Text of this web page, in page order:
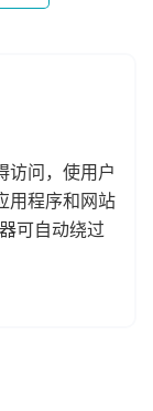
访问，使用户
用程序和网站
可自动绕过